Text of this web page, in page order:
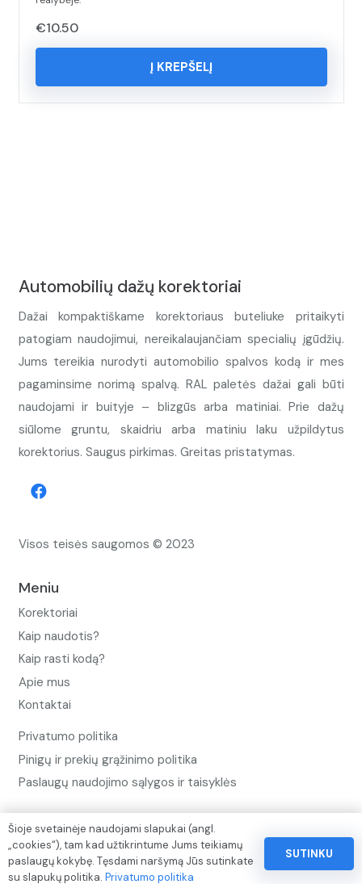
€10.50
Į KREPŠELĮ
Automobilių dažų korektoriai
Dažai kompaktiškame korektoriaus buteliuke pritaikyti
patogiam naudojimui, nereikalaujančiam specialių įgūdžių.
Jums tereikia nurodyti automobilio spalvos kodą ir mes
pagaminsime norimą spalvą. RAL paletės dažai gali būti
naudojami ir buityje – blizgūs arba matiniai. Prie dažų
siūlome gruntu, skaidriu arba matiniu laku užpildytus
korektorius. Saugus pirkimas. Greitas pristatymas.
Visos teisės saugomos © 2023
Meniu
Korektoriai
Kaip naudotis?
Kaip rasti kodą?
Apie mus
Kontaktai
Privatumo politika
Pinigų ir prekių grąžinimo politika
Paslaugų naudojimo sąlygos ir taisyklės
Rekvizitai
IVP kodas: 310104
Šioje svetainėje naudojami slapukai (angl.
„cookies“), tam kad užtikrintume Jums teikiamų
paslaugų kokybę. Tęsdami naršymą Jūs sutinkate
su slapukų politika. Privatumo politika
SUTINKU